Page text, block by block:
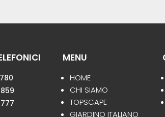
MENU
HOME
CHI SIAMO
TOPSCAPE
GIARDINO ITALIANO